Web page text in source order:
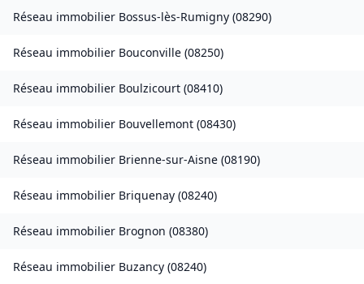
Réseau immobilier Bossus-lès-Rumigny (08290)
Réseau immobilier Bouconville (08250)
Réseau immobilier Boulzicourt (08410)
Réseau immobilier Bouvellemont (08430)
Réseau immobilier Brienne-sur-Aisne (08190)
Réseau immobilier Briquenay (08240)
Réseau immobilier Brognon (08380)
Réseau immobilier Buzancy (08240)